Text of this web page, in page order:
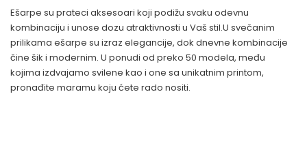
Ešarpe su prateci aksesoari koji podižu svaku odevnu
kombinaciju i unose dozu atraktivnosti u Vaš stil.U svečanim
prilikama ešarpe su izraz elegancije, dok dnevne kombinacije
čine šik i modernim. U ponudi od preko 50 modela, među
kojima izdvajamo svilene kao i one sa unikatnim printom,
pronađite maramu koju ćete rado nositi.